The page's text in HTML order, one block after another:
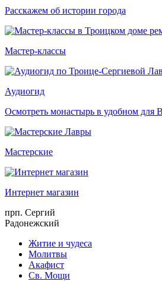
Расскажем об истории города
Мастер-классы
Аудиогид
Осмотреть монастырь в удобном для
Мастерские
Интернет магазин
прп. Сергий
Радонежский
Житие и чудеса
Молитвы
Акафист
Св. Мощи